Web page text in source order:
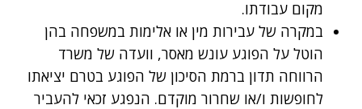
מקום עבודתו.
במקרה של עבירות מין או אלימות במשפחה בהן
הוטל על הפוגע עונש מאסר, וועדה של משרד
הרווחה תדון ברמת הסיכון של הפוגע בטרם יציאתו
לחופשות ו/או שחרור מוקדם. הנפגע זכאי להעביר